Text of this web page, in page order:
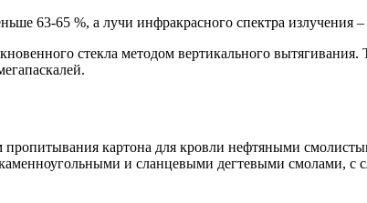
63-65 %, а лучи инфракрасного спектра излучения
стекла методом вертикального
картона для кровли нефтяными
и сланцевыми дегтевыми смолами,